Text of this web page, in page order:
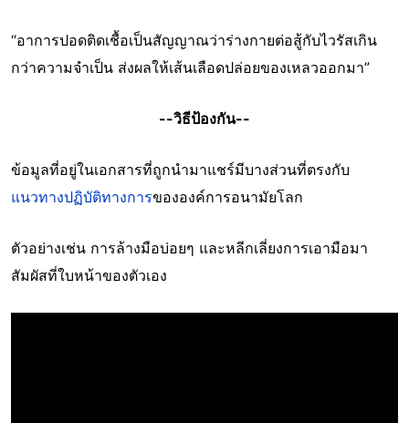
“อาการปอดติดเชื้อเป็นสัญญาณว่าร่างกายต่อสู้กับไวรัสเกิน
กว่าความจำเป็น ส่งผลให้เส้นเลือดปล่อยของเหลวออกมา”
--วิธีป้องกัน--
ข้อมูลที่อยู่ในเอกสารที่ถูกนำมาแชร์มีบางส่วนที่ตรงกับ
แนวทางปฏิบัติทางการขององค์การอนามัยโลก
ตัวอย่างเช่น การล้างมือบ่อยๆ และหลีกเลี่ยงการเอามือมา
สัมผัสที่ใบหน้าของตัวเอง